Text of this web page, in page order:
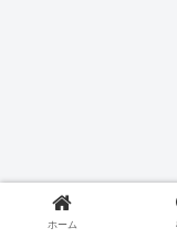
ホーム